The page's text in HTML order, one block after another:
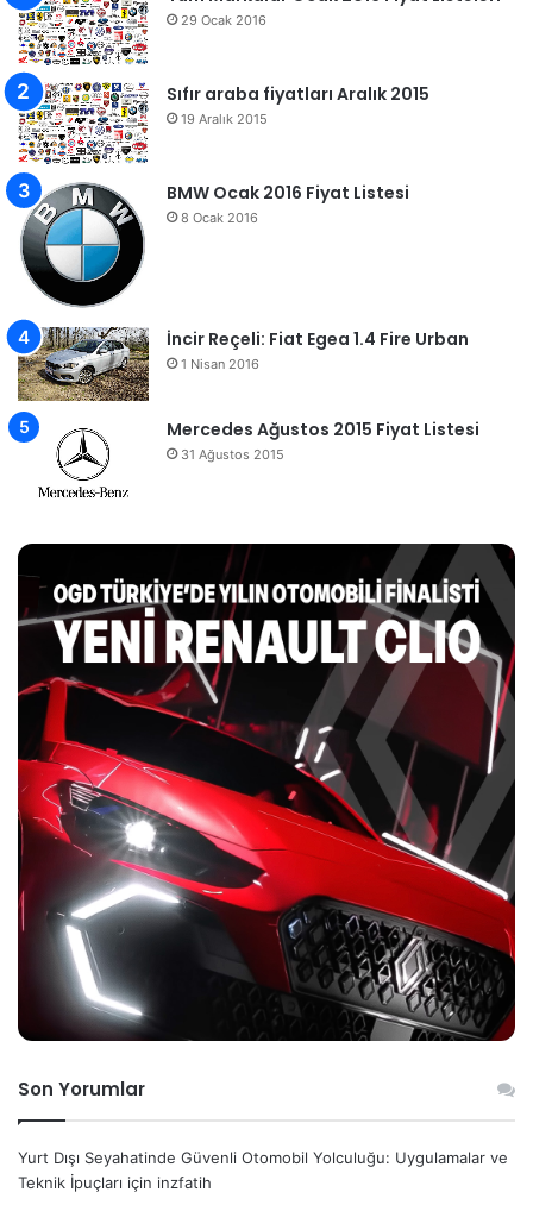
29 Ocak 2016
Sıfır araba fiyatları Aralık 2015
19 Aralık 2015
BMW Ocak 2016 Fiyat Listesi
8 Ocak 2016
İncir Reçeli: Fiat Egea 1.4 Fire Urban
1 Nisan 2016
Mercedes Ağustos 2015 Fiyat Listesi
31 Ağustos 2015
Son Yorumlar
Yurt Dışı Seyahatinde Güvenli Otomobil Yolculuğu: Uygulamalar ve
Teknik İpuçları için inzfatih